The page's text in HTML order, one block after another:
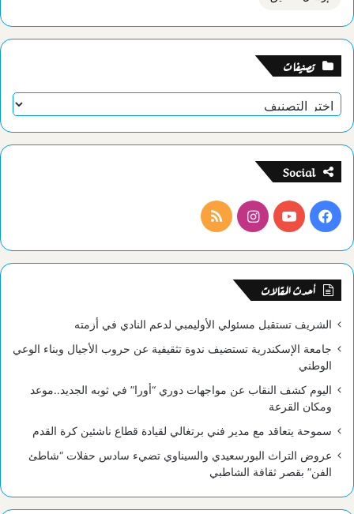
تصنيفات
تصنيفات
Social
فيسبوكيوتيوبانستقرامملخص
الموقع
أحدث المقالات
الشريف تستقبل مسئولي الأوليمبي لدعم النادي في أزمته
جامعة الإسكندرية تستضيف ندوة تثقيفية عن حروب الأجيال وبناء الوعي
الوطني
اليوم كشف النقاب عن مواجهات دوري “أورا” في ثوبه الجديد..موعد
ومكان القرعة
سموحة يتعاقد مع مدير فني برتغالي لقيادة قطاع ناشئين كرة القدم
عروض التراث البورسعيدي والسيناوي تضيء سادس حفلات “شاطئ
الفن” بقصر ثقافة الشاطبي